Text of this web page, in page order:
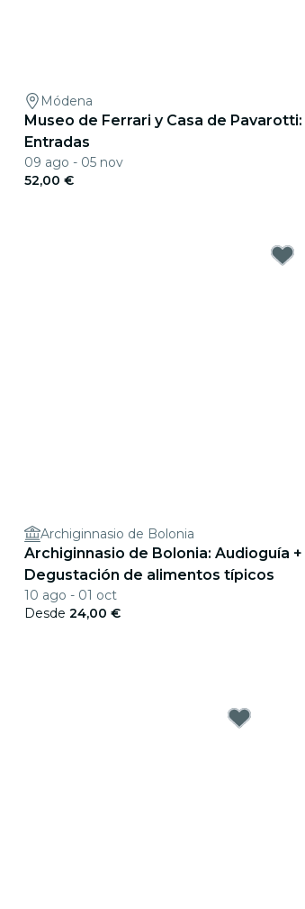
Módena
Museo de Ferrari y Casa de Pavarotti:
Entradas
09 ago - 05 nov
52,00 €
Archiginnasio de Bolonia
Archiginnasio de Bolonia: Audioguía +
Degustación de alimentos típicos
10 ago - 01 oct
Desde 24,00 €